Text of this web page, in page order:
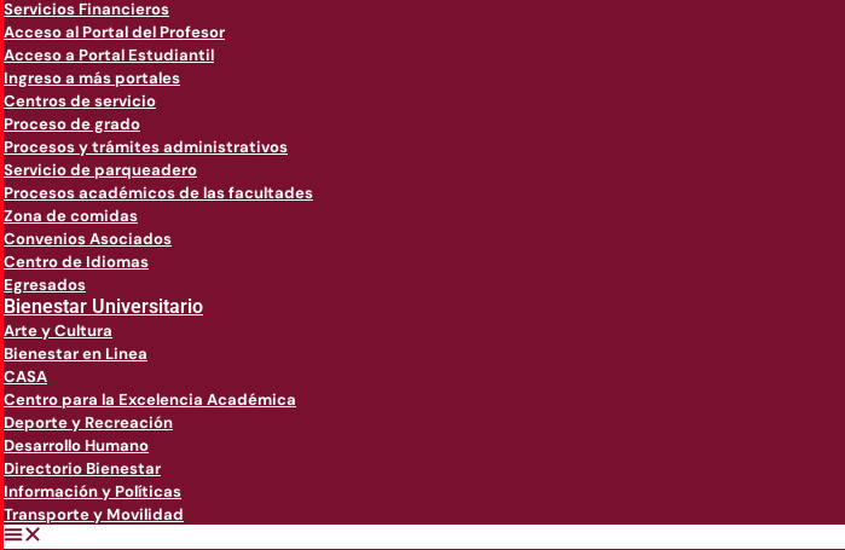
Servicios Financieros
Acceso al Portal del Profesor
Acceso a Portal Estudiantil
Ingreso a más portales
Centros de servicio
Proceso de grado
Procesos y trámites administrativos
Servicio de parqueadero
Procesos académicos de las facultades
Zona de comidas
Convenios Asociados
Centro de Idiomas
Egresados
Bienestar Universitario
Arte y Cultura
Bienestar en Linea
CASA
Centro para la Excelencia Académica
Deporte y Recreación
Desarrollo Humano
Directorio Bienestar
Información y Políticas
Transporte y Movilidad